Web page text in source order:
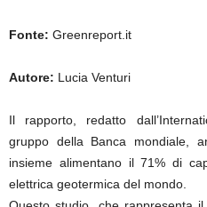
Fonte: Greenreport.it
Autore: Lucia Venturi
Il rapporto, redatto
gruppo della Banca mondiale,
insieme alimentano il 71% di
elettrica geotermica del mondo.